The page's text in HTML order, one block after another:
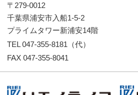
〒279-0012
千葉県浦安市入船1-5-2
プライムタワー新浦安14階
TEL 047-355-8181（代）
FAX 047-355-8041